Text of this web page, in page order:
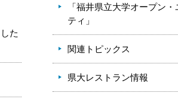
た
「福井県立大学オープン
ティ」
関連トピックス
県大レストラン情報